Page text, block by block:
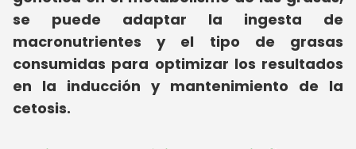
se puede adaptar la ingesta de
macronutrientes y el tipo de grasas
consumidas para optimizar los resultados
en la inducción y mantenimiento de la
cetosis.